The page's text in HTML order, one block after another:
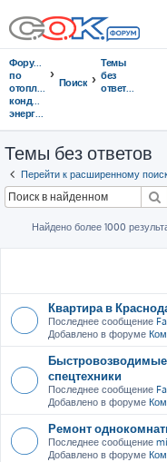
Форумы
по
отоплению,
кондиционированию,
энергосбережению
Поиск
Темы
без
ответов
Темы без ответов
Перейти к расширенному
Найдено более 1000
Квартира в
Последнее сообщение
Добавлено в форуме
Быстровозводимые
спецтехники
Последнее сообщение
Добавлено в форуме
Ремонт
Последнее сообщение
Добавлено в форуме